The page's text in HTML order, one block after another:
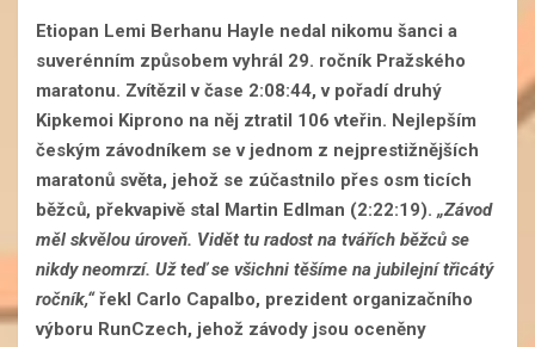
Etiopan Lemi Berhanu Hayle nedal nikomu šanci a
suverénním způsobem vyhrál 29. ročník Pražského
maratonu. Zvítězil v čase 2:08:44, v pořadí druhý
Kipkemoi Kiprono na něj ztratil 106 vteřin. Nejlepším
českým závodníkem se v jednom z nejprestižnějších
maratonů světa, jehož se zúčastnilo přes osm ticích
běžců, překvapivě stal Martin Edlman (2:22:19). „Závod
měl skvělou úroveň. Vidět tu radost na tvářích běžců se
nikdy neomrzí. Už teď se všichni těšíme na jubilejní třicátý
ročník,“řekl Carlo Capalbo, prezident organizačního
výboru RunCzech, jehož závody jsou oceněny